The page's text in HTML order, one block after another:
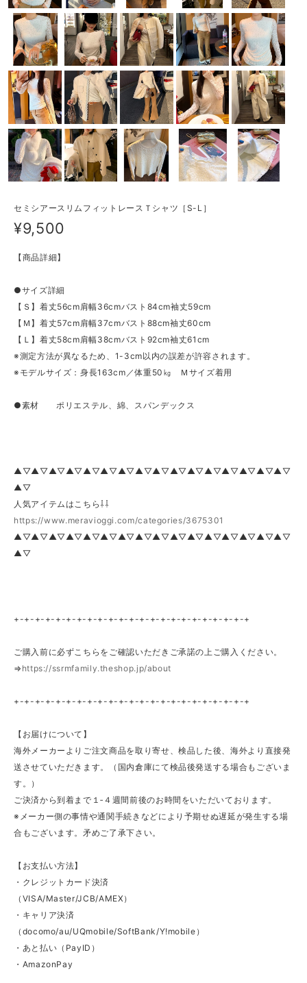
セミシアースリムフィットレースＴシャツ［S-L］
¥9,500
【商品詳細】
●サイズ詳細
【Ｓ】着丈56cm肩幅36cmバスト84cm袖丈59cm
【Ｍ】着丈57cm肩幅37cmバスト88cm袖丈60cm
【Ｌ】着丈58cm肩幅38cmバスト92cm袖丈61cm
※測定方法が異なるため、1-3cm以内の誤差が許容されます。
※モデルサイズ：身長163cm／体重50㎏ Ｍサイズ着用
●素材 ポリエステル、綿、スパンデックス
▲▽▲▽▲▽▲▽▲▽▲▽▲▽▲▽▲▽▲▽▲▽▲▽▲▽▲▽▲▽▲▽
▲▽
人気アイテムはこちら⇩⇩
https://www.meravioggi.com/categories/3675301
▲▽▲▽▲▽▲▽▲▽▲▽▲▽▲▽▲▽▲▽▲▽▲▽▲▽▲▽▲▽▲▽
▲▽
+-+-+-+-+-+-+-+-+-+-+-+-+-+-+-+-+-+-+-+-+-+-+
ご購入前に必ずこちらをご確認いただきご承諾の上ご購入ください。
⇒ https://ssrmfamily.theshop.jp/about
+-+-+-+-+-+-+-+-+-+-+-+-+-+-+-+-+-+-+-+-+-+-+
【お届けについて】
海外メーカーよりご注文商品を取り寄せ、検品した後、海外より直接発
送させていただきます。（国内倉庫にて検品後発送する場合もございま
す。）
ご決済から到着まで１‐４週間前後のお時間をいただいております。
※メーカー側の事情や通関手続きなどにより予期せぬ遅延が発生する場
合もございます。矛めご了承下さい。
【お支払い方法】
・クレジットカード決済
（VISA/Master/JCB/AMEX）
・キャリア決済
（docomo/au/UQmobile/SoftBank/Y!mobile）
・あと払い（PayID）
・AmazonPay